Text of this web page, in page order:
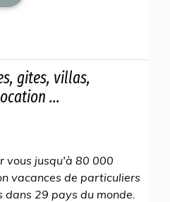
gites, villas,
...
vous jusqu'à 80 000
vacances de particuliers
dans 29 pays du monde.